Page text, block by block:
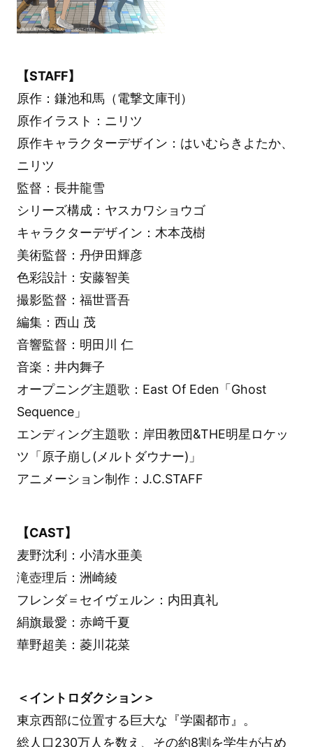
【STAFF】
原作：鎌池和馬（電撃文庫刊）
原作イラスト：ニリツ
原作キャラクターデザイン：はいむらきよたか、
ニリツ
監督：長井龍雪
シリーズ構成：ヤスカワショウゴ
キャラクターデザイン：木本茂樹
美術監督：丹伊田輝彦
色彩設計：安藤智美
撮影監督：福世晋吾
編集：西山 茂
音響監督：明田川 仁
音楽：井内舞子
オープニング主題歌：East Of Eden「Ghost
Sequence」
エンディング主題歌：岸田教団&THE明星ロケッ
ツ「原子崩し(メルトダウナー)」
アニメーション制作：J.C.STAFF
【CAST】
麦野沈利：小清水亜美
滝壺理后：洲崎綾
フレンダ＝セイヴェルン：内田真礼
絹旗最愛：赤﨑千夏
華野超美：菱川花菜
＜イントロダクション＞
東京西部に位置する巨大な『学園都市』。
総人口230万人を数え、その約8割を学生が占め